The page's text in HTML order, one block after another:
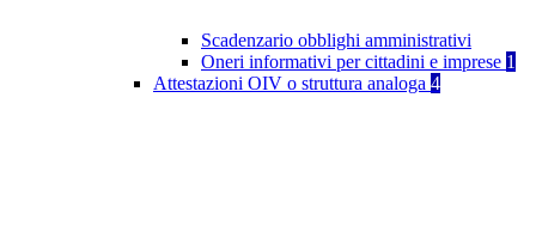
Scadenzario obblighi amministrativi
Oneri informativi per cittadini e imprese 1
Attestazioni OIV o struttura analoga 4